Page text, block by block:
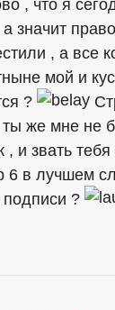
, что я
значит
, а все
мой и
?
ты же мне не
, и звать
6 в лучшем
?